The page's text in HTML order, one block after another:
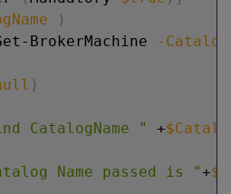
)
BrokerMachine -
)
CatalogName " +
Name passed is "+